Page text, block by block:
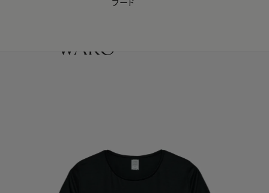
【会員様限定】夏のプレゼントキャンペーン開催中
フード